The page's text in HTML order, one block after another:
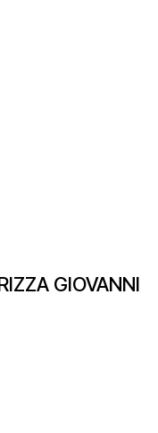
GIOVANNI